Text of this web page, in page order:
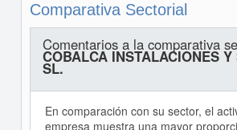
Comparativa Sectorial
Comentarios a la comparativa
COBALCA INSTALACIONES Y
SL.
En comparación con su sector, el
empresa muestra una mayor